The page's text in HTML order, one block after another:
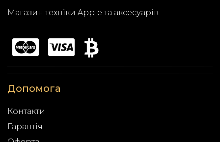
Магазин техніки Apple та аксесуарів
Допомога
Контакти
Гарантія